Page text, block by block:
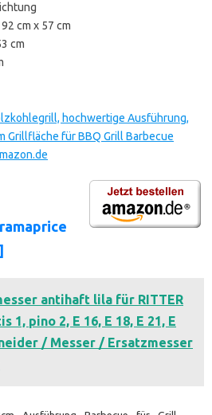
cm x 57 cm
cm
hochwertige Ausführung,
Grillfläche für BBQ Grill Barbecue
antihaft lila für RITTER
pino 2, E 16, E 18, E 21, E
/ Messer / Ersatzmesser